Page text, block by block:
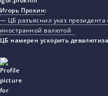
Игорь Прохин:
— ЦБ разъяснил указ
иностранной валютой
ЦБ намерен ускорить